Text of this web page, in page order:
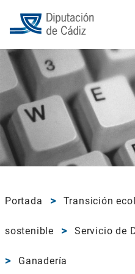
Portada Transición
sostenible Servicio de
Ganadería